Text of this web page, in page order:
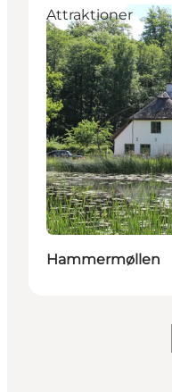
Attraktioner
Hammermøllen